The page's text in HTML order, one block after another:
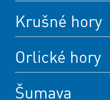
Krušné hory
Orlické hory
Šumava